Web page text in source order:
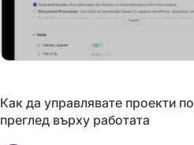
Как да управлявате проекти
преглед върху работата